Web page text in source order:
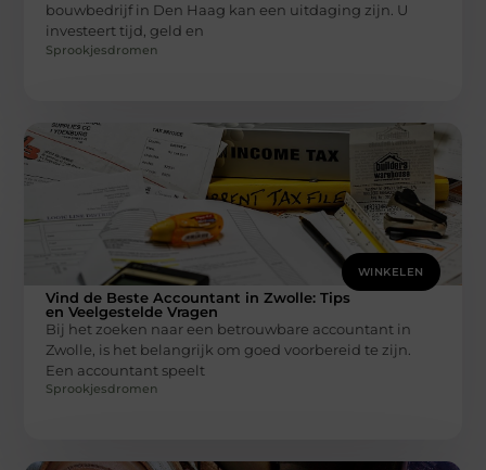
bouwbedrijf in Den Haag kan een uitdaging zijn. U
investeert tijd, geld en
Sprookjesdromen
WINKELEN
Vind de Beste Accountant in Zwolle: Tips
en Veelgestelde Vragen
Bij het zoeken naar een betrouwbare accountant in
Zwolle, is het belangrijk om goed voorbereid te zijn.
Een accountant speelt
Sprookjesdromen